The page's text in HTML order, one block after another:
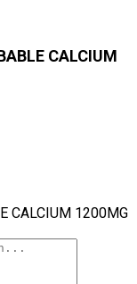
CALCIUM
CALCIUM 1200MG